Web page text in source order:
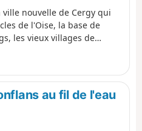
nouvelle de Cergy qui
de l'Oise, la base de
les vieux villages de
Yvelines à Conflans-
la batellerie à la confluence
au fil de l'eau